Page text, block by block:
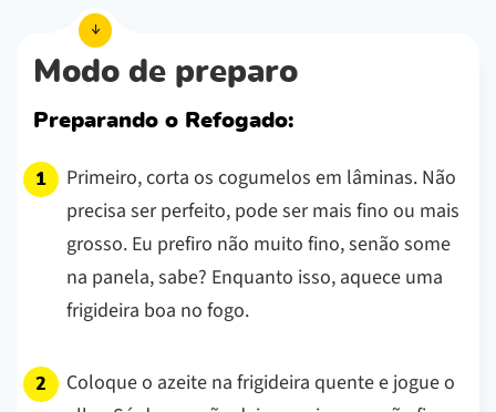
Modo de preparo
Preparando o Refogado:
Primeiro, corta os cogumelos em lâminas. Não
precisa ser perfeito, pode ser mais fino ou mais
grosso. Eu prefiro não muito fino, senão some
na panela, sabe? Enquanto isso, aquece uma
frigideira boa no fogo.
Coloque o azeite na frigideira quente e jogue o